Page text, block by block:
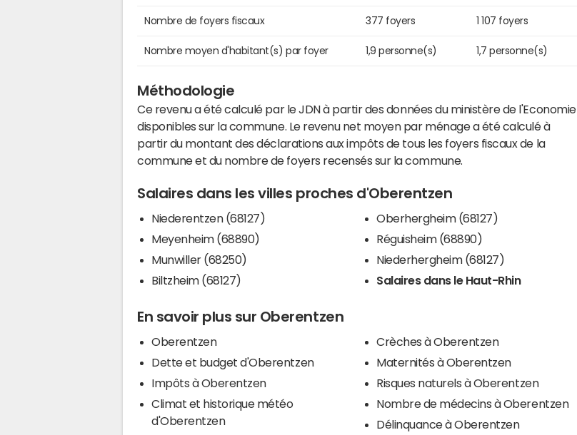
Nombre de foyers fiscaux 377 foyers 1 107 foyers
Nombre moyen d'habitant(s) par foyer 1,9 personne(s) 1,7 personne(s)
Méthodologie
Ce revenu a été calculé par le JDN à partir des données du ministère de l'Economie
disponibles sur la commune. Le revenu net moyen par ménage a été calculé à
partir du montant des déclarations aux impôts de tous les foyers fiscaux de la
commune et du nombre de foyers recensés sur la commune.
Salaires dans les villes proches d'Oberentzen
Niederentzen (68127)
Meyenheim (68890)
Munwiller (68250)
Biltzheim (68127)
Oberhergheim (68127)
Réguisheim (68890)
Niederhergheim (68127)
Salaires dans le Haut-Rhin
En savoir plus sur Oberentzen
Oberentzen
Dette et budget d'Oberentzen
Impôts à Oberentzen
Climat et historique météo
d'Oberentzen
Crèches à Oberentzen
Maternités à Oberentzen
Risques naturels à Oberentzen
Nombre de médecins à Oberentzen
Délinquance à Oberentzen